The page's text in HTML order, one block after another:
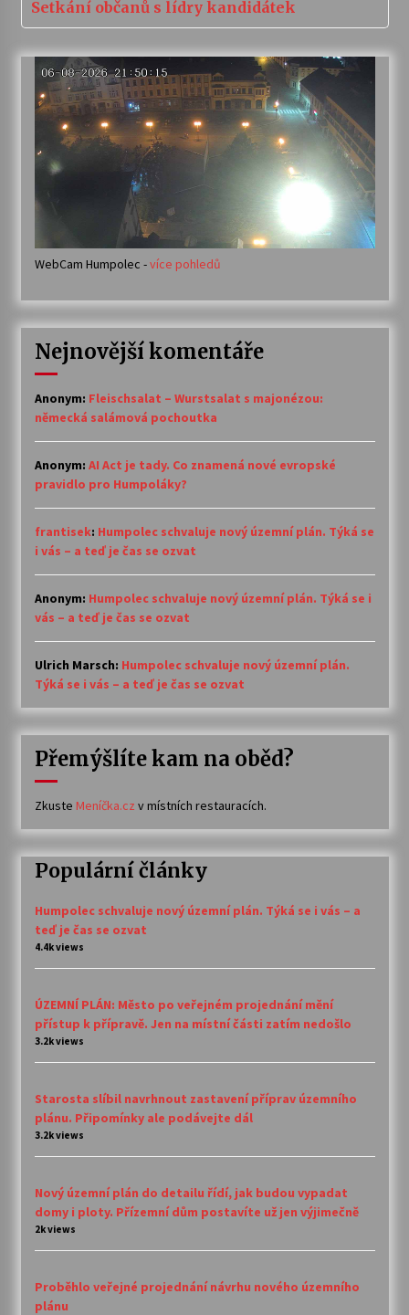
Setkání občanů s lídry kandidátek
WebCam Humpolec -více pohledů
Nejnovější komentáře
Anonym: Fleischsalat – Wurstsalat s majonézou:
německá salámová pochoutka
Anonym: AI Act je tady. Co znamená nové evropské
pravidlo pro Humpoláky?
frantisek: Humpolec schvaluje nový územní plán. Týká se
i vás – a teď je čas se ozvat
Anonym: Humpolec schvaluje nový územní plán. Týká se i
vás – a teď je čas se ozvat
Ulrich Marsch: Humpolec schvaluje nový územní plán.
Týká se i vás – a teď je čas se ozvat
Přemýšlíte kam na oběd?
Zkuste Meníčka.cz v místních restauracích.
Populární články
Humpolec schvaluje nový územní plán. Týká se i vás – a
teď je čas se ozvat
4.4k views
ÚZEMNÍ PLÁN: Město po veřejném projednání mění
přístup k přípravě. Jen na místní části zatím nedošlo
3.2k views
Starosta slíbil navrhnout zastavení příprav územního
plánu. Připomínky ale podávejte dál
3.2k views
Nový územní plán do detailu řídí, jak budou vypadat
domy i ploty. Přízemní dům postavíte už jen výjimečně
2k views
Proběhlo veřejné projednání návrhu nového územního
plánu